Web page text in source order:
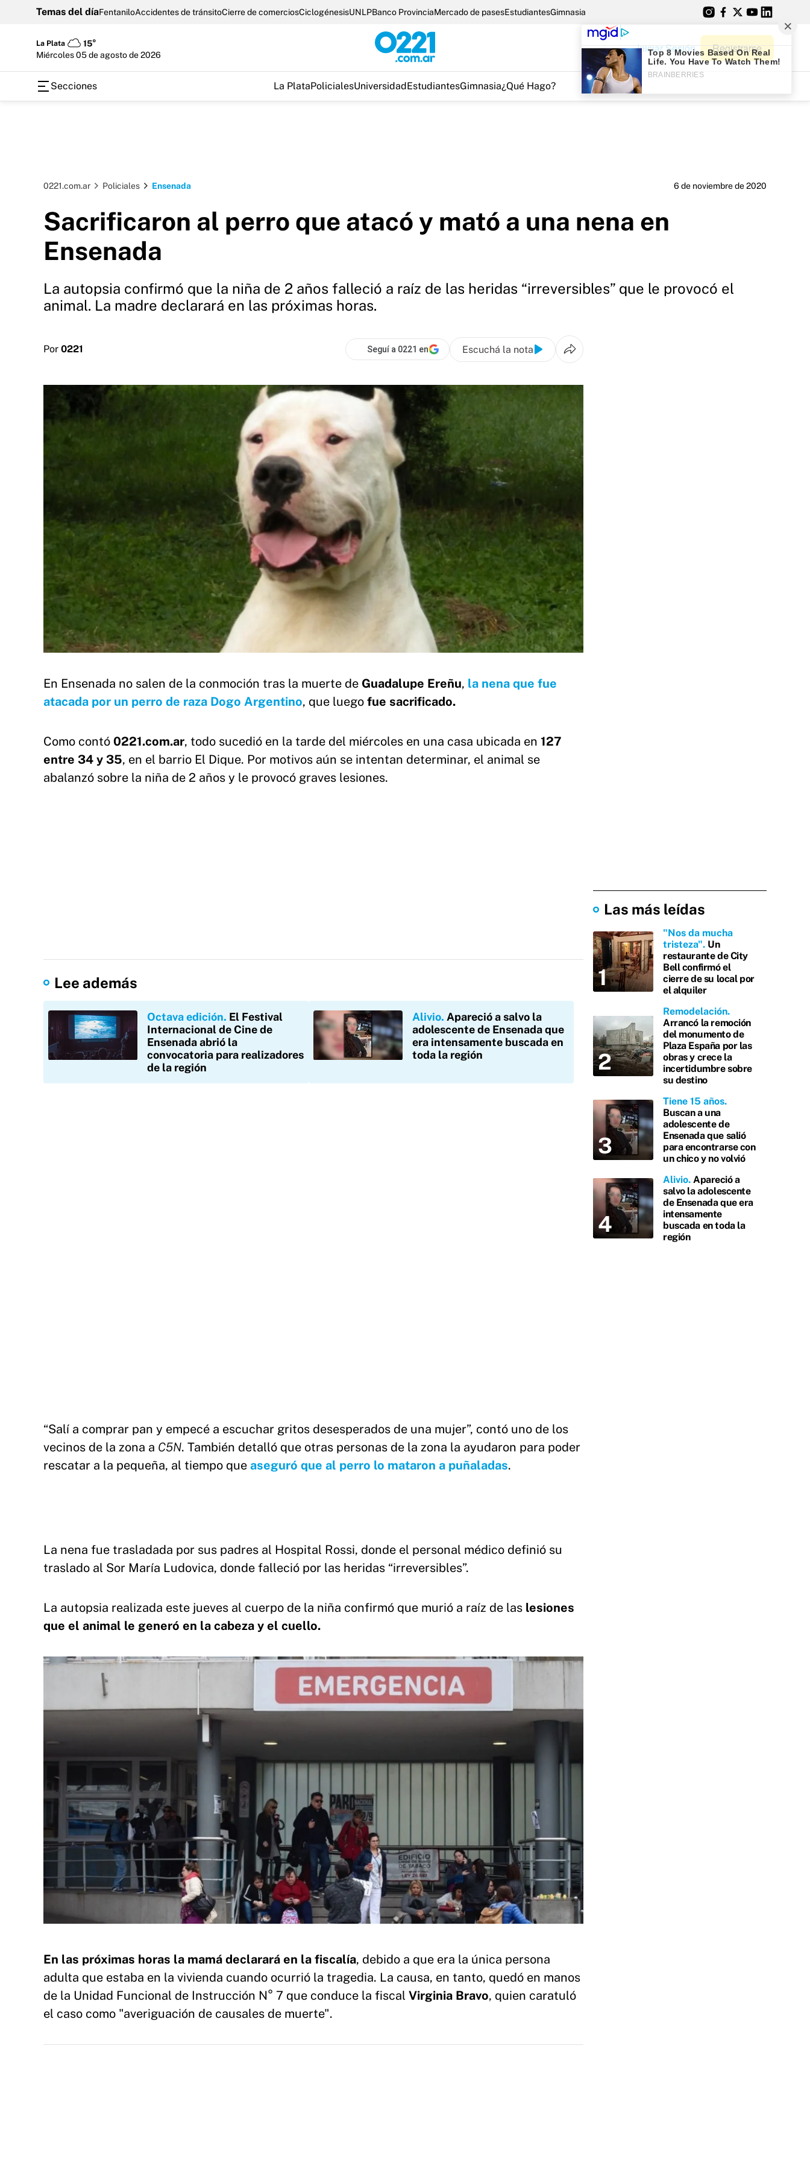
Temas del díaFentaniloAccidentes de tránsitoCierre de comerciosCiclogénesisUNLPBanco ProvinciaMercado de pasesEstudiantesGimnasia
La Plata
15°
miércoles 05 de agosto de 2026
Iniciar Sesión Registrarse
Secciones La PlataPolicialesUniversidadEstudiantesGimnasia¿Qué Hago?
0221.com.ar Policiales Ensenada 6 de noviembre de 2020
Sacrificaron al perro que atacó y mató a una nena en
Ensenada
La autopsia confirmó que la niña de 2 años falleció a raíz de las heridas “irreversibles” que le provocó el
animal. La madre declarará en las próximas horas.
Por 0221 Seguí a 0221 en Escuchá la nota
En Ensenada no salen de la conmoción tras la muerte de Guadalupe Ereñu, la nena que fue
atacada por un perro de raza Dogo Argentino, que luego fue sacrificado.
Como contó 0221.com.ar, todo sucedió en la tarde del miércoles en una casa ubicada en 127
entre 34 y 35, en el barrio El Dique. Por motivos aún se intentan determinar, el animal se
abalanzó sobre la niña de 2 años y le provocó graves lesiones.
Lee además
Octava edición El Festival
Internacional de Cine de
Ensenada abrió la
convocatoria para realizadores
de la región
Alivio Apareció a salvo la
adolescente de Ensenada que
era intensamente buscada en
toda la región
“Salí a comprar pan y empecé a escuchar gritos desesperados de una mujer”, contó uno de los
vecinos de la zona a C5N. También detalló que otras personas de la zona la ayudaron para poder
rescatar a la pequeña, al tiempo que aseguró que al perro lo mataron a puñaladas.
La nena fue trasladada por sus padres al Hospital Rossi, donde el personal médico definió su
traslado al Sor María Ludovica, donde falleció por las heridas “irreversibles”.
La autopsia realizada este jueves al cuerpo de la niña confirmó que murió a raíz de las lesiones
que el animal le generó en la cabeza y el cuello.
En las próximas horas la mamá declarará en la fiscalía, debido a que era la única persona
adulta que estaba en la vivienda cuando ocurrió la tragedia. La causa, en tanto, quedó en manos
de la Unidad Funcional de Instrucción N° 7 que conduce la fiscal Virginia Bravo, quien caratuló
el caso como "averiguación de causales de muerte".
Las más leídas
"Nos da mucha
tristeza" Un
restaurante de City
Bell confirmó el
cierre de su local por
el alquiler
Remodelación
Arrancó la remoción
del monumento de
Plaza España por las
obras y crece la
incertidumbre sobre
su destino
Tiene 15 años
Buscan a una
adolescente de
Ensenada que salió
para encontrarse con
un chico y no volvió
Alivio Apareció a
salvo la adolescente
de Ensenada que era
intensamente
buscada en toda la
región